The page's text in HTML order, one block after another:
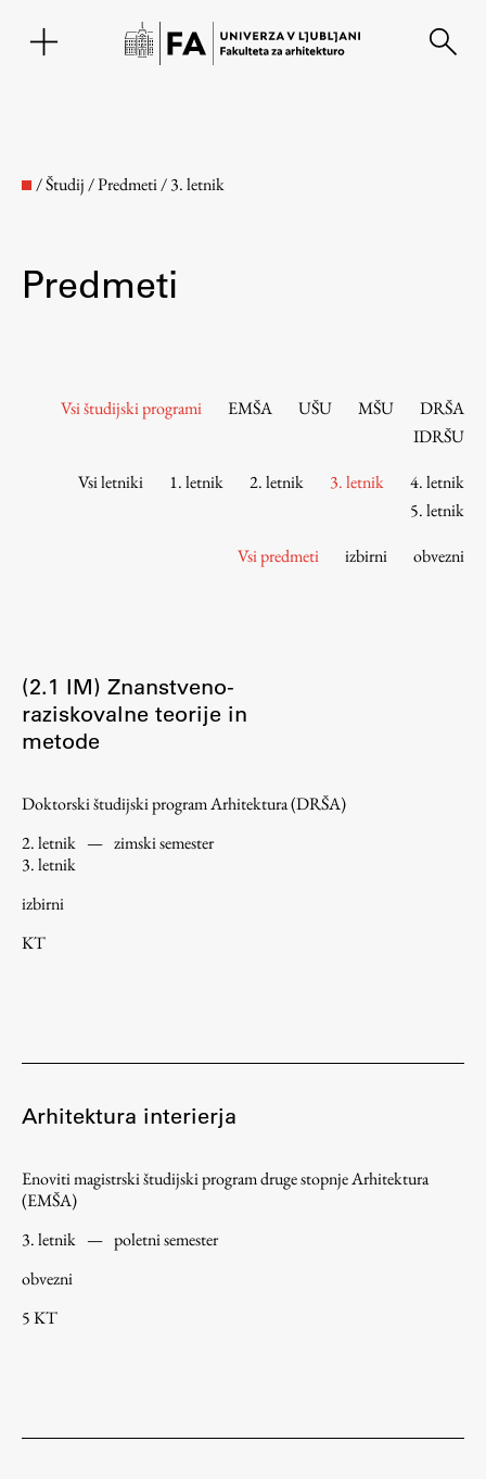
Fakulteta
Konzorciji
Tržna dejavnost
Intranet UL
Osebni portal FIORI
Študentske informacije
Študijski programi
Predmeti
Zaključek študija
/Študij/Predmeti/3. letnik
Predmeti
Vsi študijski programi EMŠA UŠU MŠU
DRŠA
IDRŠU
Vsi letniki
1. letnik 2. letnik 3. letnik
4. letnik
5. letnik
Vsi predmeti
izbirni obvezni
(2.1 IM) Znanstveno-
raziskovalne teorije in
metode
Doktorski študijski program Arhitektura (DRŠA)
2. letnik — zimski semester
3. letnik
izbirni
KT
Arhitektura interierja
Enoviti magistrski študijski program druge stopnje Arhitektura
(EMŠA)
3. letnik — poletni semester
obvezni
5 KT